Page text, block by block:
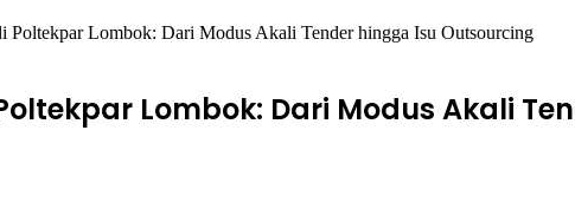
Poltekpar Lombok: Dari Modus Akali Tender hingga Isu Outsourcing
Lombok: Dari Modus Akali